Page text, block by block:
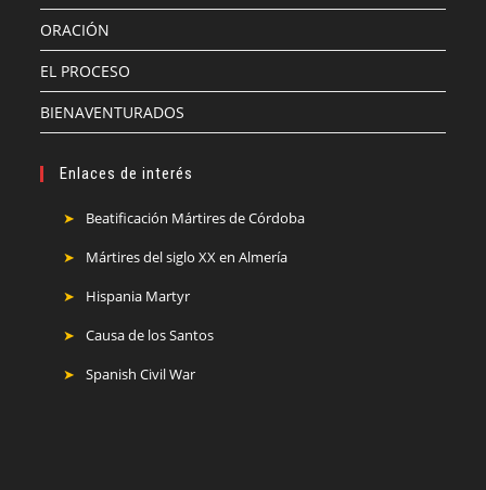
ORACIÓN
EL PROCESO
BIENAVENTURADOS
Enlaces de interés
Beatificación Mártires de Córdoba
Mártires del siglo XX en Almería
Hispania Martyr
Causa de los Santos
Spanish Civil War